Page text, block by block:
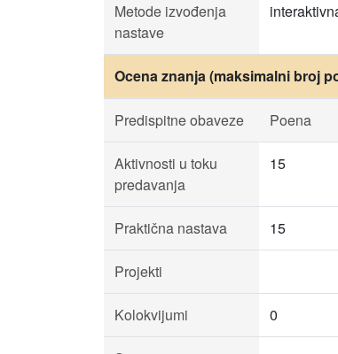
Metode izvođenja
nastave
Ocena znanja (maksimalni broj
Predispitne obaveze Poena
Aktivnosti u toku
predavanja
15
Praktična nastava 15
Projekti
Kolokvijumi 0